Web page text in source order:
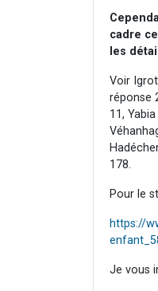
cadre
les
Voir
réponse
11,
178.
Pour le
https://
Je vous